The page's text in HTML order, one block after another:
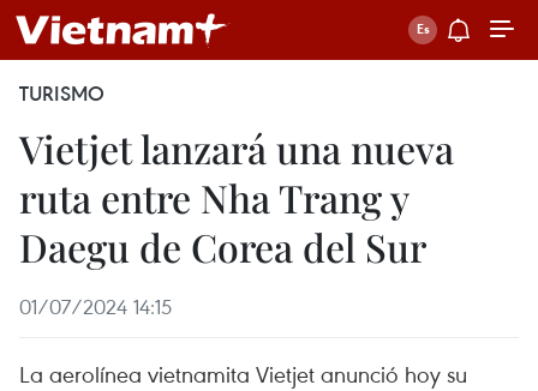
TURISMO
Vietjet lanzará una nueva
ruta entre Nha Trang y
Daegu de Corea del Sur
01/07/2024 14:15
La aerolínea vietnamita Vietjet anunció hoy su